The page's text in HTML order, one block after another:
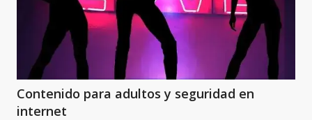
Contenido para adultos y seguridad en
internet